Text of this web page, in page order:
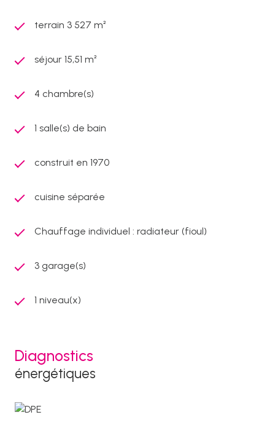
terrain 3 527 m²
séjour 15,51 m²
4 chambre(s)
1 salle(s) de bain
construit en 1970
cuisine séparée
Chauffage individuel : radiateur (fioul)
3 garage(s)
1 niveau(x)
Diagnostics
énergétiques